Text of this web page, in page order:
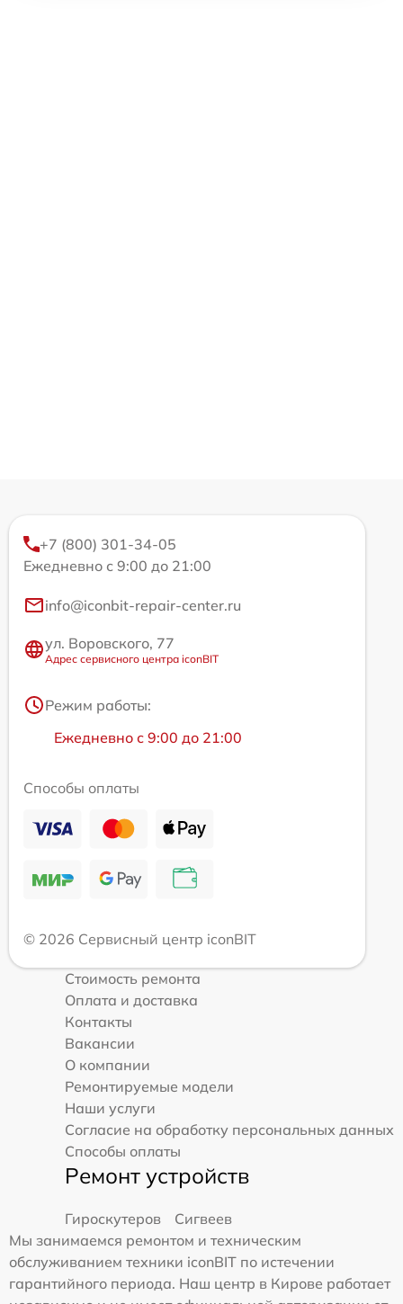
+7 (800) 301-34-05
Ежедневно с 9:00 до 21:00
info@iconbit-repair-center.ru
ул. Воровского, 77
Адрес сервисного центра iconBIT
Режим работы:
Ежедневно с 9:00 до 21:00
Способы оплаты
© 2026 Сервисный центр iconBIT
Стоимость ремонта
Оплата и доставка
Контакты
Вакансии
О компании
Ремонтируемые модели
Наши услуги
Согласие на обработку персональных данных
Способы оплаты
Ремонт устройств
Гироскутеров
Сигвеев
Мы занимаемся ремонтом и техническим
обслуживанием техники iconBIT по истечении
гарантийного периода. Наш центр в Кирове работает